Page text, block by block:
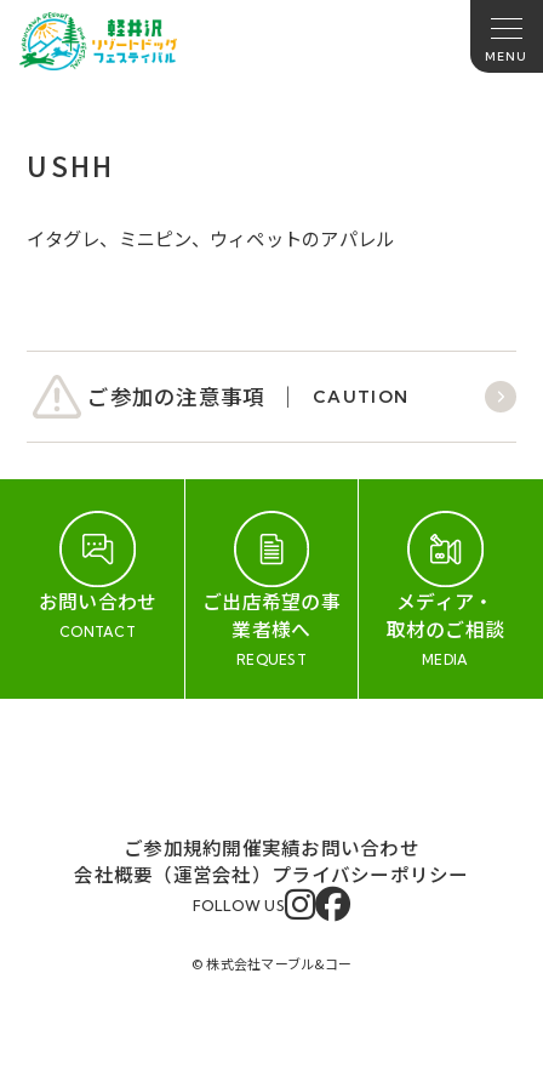
USHH
イタグレ、ミニピン、ウィペットのアパレル
ご参加の注意事項 CAUTION
お問い合わせ
CONTACT
ご出店希望の事
業者様へ
REQUEST
メディア・
取材のご相談
MEDIA
ご参加規約開催実績お問い合わせ
会社概要（運営会社） プライバシーポリシー
FOLLOW US
© 株式会社マーブル&コー